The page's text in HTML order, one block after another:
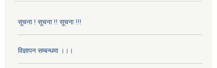
सूचना ! सूचना !! सूचना !!!
विज्ञापन सम्बन्धमा ।।।